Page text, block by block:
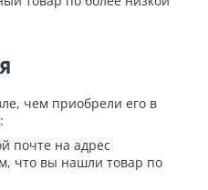
чем приобрели его в
почте на адрес
что вы нашли товар по